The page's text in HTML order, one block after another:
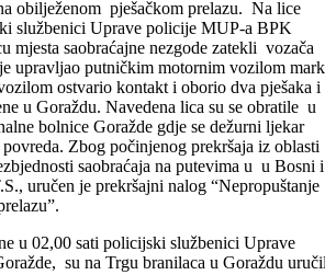
u 20,30 sati u ul.Ferida Dizdarevića u
nezgoda koja je za posljedicu
obilježenom pješačkom prelazu. Na lice
službenici Uprave policije MUP-a BPK
mjesta saobraćajne nezgode zatekli vozača
upravljao putničkim motornim vozilom
ostvario kontakt i oborio dva pješaka i
u Goraždu. Navedena lica su se obratile u
bolnice Goražde gdje se dežurni ljekar
Zbog počinjenog prekršaja iz oblasti
uručen je prekršajni nalog “Nepropuštanje